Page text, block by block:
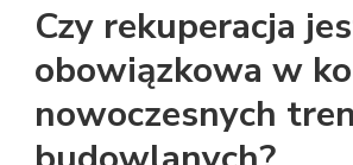
Czy rekuperacja
obowiązkowa w
nowoczesnych